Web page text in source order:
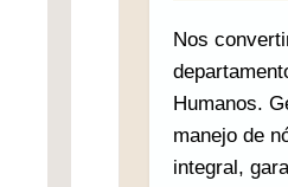
Nos
Humanos.
manejo de
integral,